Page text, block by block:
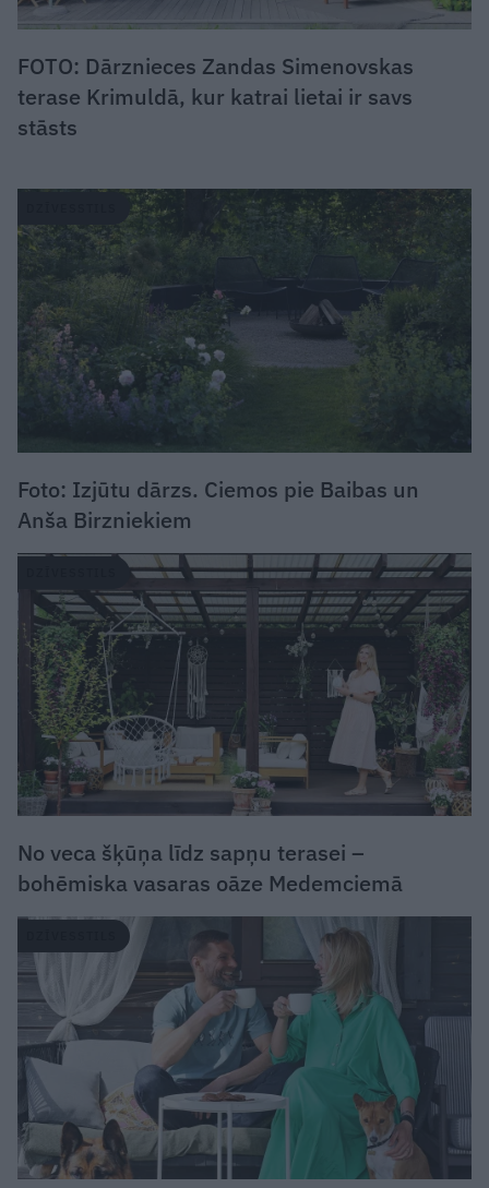
FOTO: Dārznieces Zandas Simenovskas
terase Krimuldā, kur katrai lietai ir savs
stāsts
Foto: Izjūtu dārzs. Ciemos pie Baibas un
Anša Birzniekiem
No veca šķūņa līdz sapņu terasei –
bohēmiska vasaras oāze Medemciemā